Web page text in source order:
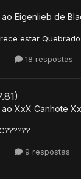
Eigenlieb de
estar
18 respostas
XxX Canhote
9 respostas